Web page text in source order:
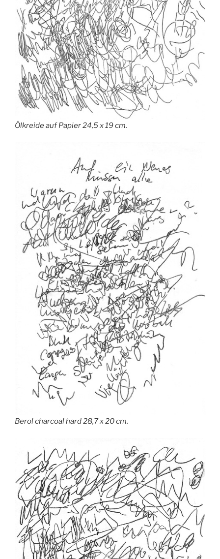
Ölkreide auf Papier 24,5 x 19 cm.
Berol charcoal hard 28,7 x 20 cm.